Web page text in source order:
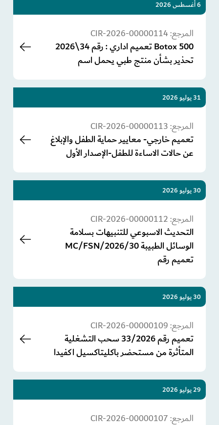
6 أغسطس 2026
المرجع:CIR-2026-00000114
Botox 500 تعميم اداري : رقم 34\2026
تحذير بشأن منتج طبي يحمل اسم
31 يوليو 2026
المرجع:CIR-2026-00000113
تعميم خارجي- معايير حماية الطفل والإبلاغ
عن حالات الاساءة للطفل-الإصدار الأول
30 يوليو 2026
المرجع:CIR-2026-00000112
التحديث الاسبوعي للتنبيهات بسلامة
الوسائل الطبيبة MC/FSN/2026/30
تعميم رقم
30 يوليو 2026
المرجع:CIR-2026-00000109
تعميم رقم 33/2026 سحب التشغلية
المتأثرة من مستحضر باكليتاكسيل اكفيدا
29 يوليو 2026
المرجع:CIR-2026-00000107